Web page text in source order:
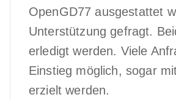
OpenGD77 ausgestattet
Unterstützung gefragt.
erledigt werden. Viele
Einstieg möglich, sogar
erzielt werden.